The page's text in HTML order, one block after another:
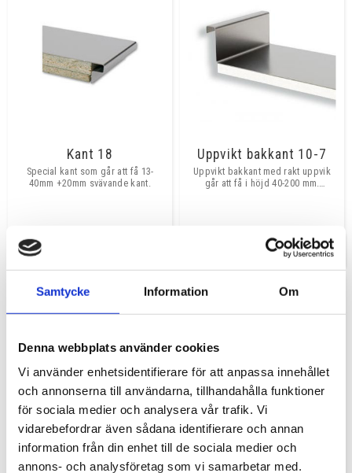
Samtycke Information Om
Denna webbplats använder cookies
Vi använder enhetsidentifierare för att anpassa innehållet
och annonserna till användarna, tillhandahålla funktioner
för sociala medier och analysera vår trafik. Vi
vidarebefordrar även sådana identifierare och annan
information från din enhet till de sociala medier och
annons- och analysföretag som vi samarbetar med.
Kant 18
Special kant som går att få 13-
40mm +20mm svävande kant.
Uppvikt bakkant 10-7
Uppvikt bakkant med rakt uppvik
går att få i höjd 40-200 mm.
INFO
Uppvikt bakkant Kant
Uppvikt bakkant